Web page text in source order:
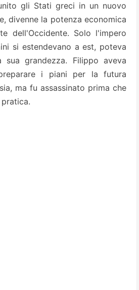
gli Stati greci in un nuovo
divenne la potenza economica
dell'Occidente. Solo l'impero
si estendevano a est, poteva
sua grandezza. Filippo aveva
i piani per la futura
ma fu assassinato prima che